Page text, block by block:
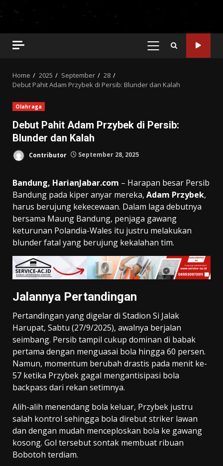
PRIMARY
Home 2025 September
28
Debut Pahit Adam Przybek di Persib: Blunder dan Kalah
Olahraga
Debut Pahit Adam Przybek di Persib:
Blunder dan Kalah
Contributor September 28, 2025
Bandung, HarianJabar.com – Harapan besar Persib
Bandung pada kiper anyar mereka, Adam Przybek,
harus berujung kekecewaan. Dalam laga debutnya
bersama Maung Bandung, penjaga gawang
keturunan Polandia-Wales itu justru melakukan
blunder fatal yang berujung kekalahan tim.
Jalannya Pertandingan
Pertandingan yang digelar di Stadion Si Jalak
Harupat, Sabtu (27/9/2025), awalnya berjalan
seimbang. Persib tampil cukup dominan di babak
pertama dengan menguasai bola hingga 60 persen.
Namun, momentum berubah drastis pada menit ke-
57 ketika Przybek gagal mengantisipasi bola
backpass dari rekan setimnya.
Alih-alih menendang bola keluar, Przybek justru
salah kontrol sehingga bola direbut striker lawan
dan dengan mudah menceploskan bola ke gawang
kosong. Gol tersebut sontak membuat ribuan
Bobotoh terdiam.